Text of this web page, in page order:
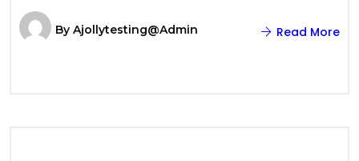
By Ajollytesting@admin Read More